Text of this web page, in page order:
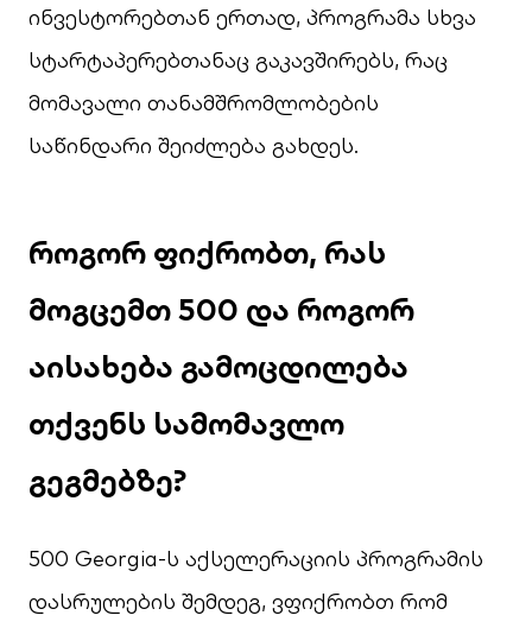
ინვესტორებთან ერთად, პროგრამა სხვა
სტარტაპერებთანაც გაკავშირებს, რაც
მომავალი თანამშრომლობების
საწინდარი შეიძლება გახდეს.
როგორ ფიქრობთ, რას
მოგცემთ500 და როგორ
აისახება გამოცდილება
თქვენს სამომავლო
გეგმებზე?
500 Georgia-ს აქსელერაციის პროგრამის
დასრულების შემდეგ, ვფიქრობთ რომ